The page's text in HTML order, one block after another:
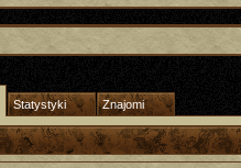
Statystyki Znajomi